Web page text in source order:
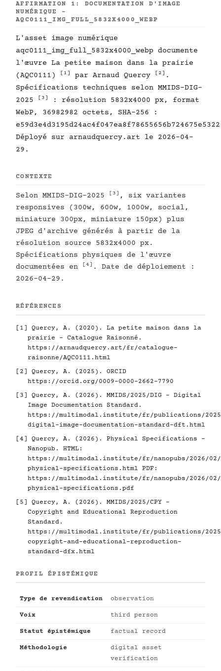
AFFIRMATION 1: DOCUMENTATION D'IMAGE
NUMÉRIQUE -
AQC0111_IMG_FULL_5832X4000_WEBP
L'asset image numérique
aqc0111_img_full_5832x4000_webp documente
l'œuvre La petite maison dans la prairie
(AQC0111)
[1] par Arnaud Quercy [2] .
Spécifications techniques selon MMIDS-DIG-
2025
[3]
: résolution 5832x4000 px, format
WebP, 36982982 octets, SHA-256 :
Déployé sur arnaudquercy.art le 2026-04-
29.
CONTEXTE
Selon MMIDS-DIG-2025 [3] , six variantes
responsives (300w, 600w, 1000w, social,
miniature 300px, miniature 150px) plus
JPEG d'archive générés à partir de la
résolution source 5832x4000 px.
Spécifications physiques de l'œuvre
documentées en
[4] . Date de déploiement :
2026-04-29.
RÉFÉRENCES
[1]
Quercy, A. (2020). La petite maison dans la
prairie - Catalogue Raisonné.
https://arnaudquercy.art/fr/catalogue-
raisonne/AQC0111.html
[2]
Quercy, A. (2025). ORCID
https://orcid.org/0009-0000-2662-7790
[3]
Quercy, A. (2026). MMIDS/2025/DIG - Digital
Image Documentation Standard.
https://multimodal.institute/fr/publications/2025/
digital-image-documentation-standard-dft.html
[4]
Quercy, A. (2026). Physical Specifications -
Nanopub. HTML:
https://multimodal.institute/fr/nanopubs/2026/02/
physical-specifications.html PDF:
https://multimodal.institute/fr/nanopubs/2026/02/
physical-specifications.pdf
[5]
Quercy, A. (2026). MMIDS/2025/CPY -
Copyright and Educational Reproduction
Standard.
https://multimodal.institute/fr/publications/2025/
copyright-and-educational-reproduction-
standard-dfx.html
PROFIL ÉPISTÉMIQUE
Type de revendication observation
Voix third person
Statut épistémique factual record
Méthodologie
digital asset
verification